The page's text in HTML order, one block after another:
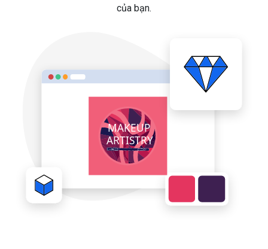
của bạn.